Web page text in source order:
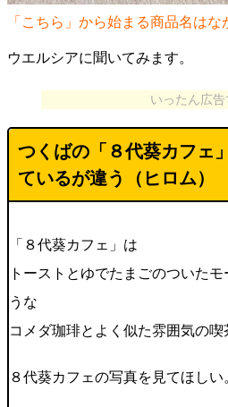
「こちら」から始まる商品名はな
ウエルシアに聞いてみます。
いったん広告
つくばの「８代葵カフェ
ているが違う（ヒロム）
「８代葵カフェ」は
トーストとゆでたまごのついた
うな
コメダ珈琲とよく似た雰囲気の喫
８代葵カフェの写真を見てほしい